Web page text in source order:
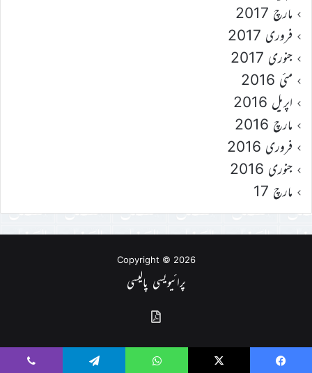
مارچ 2017
فروری 2017
جنوری 2017
مئی 2016
اپریل 2016
مارچ 2016
فروری 2016
جنوری 2016
مارچ 17
Copyright © 2026
پرائیویسی پالیسی
گذشتہ
شمارے